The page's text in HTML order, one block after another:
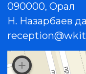
090000, Орал
Н. Назарбаев